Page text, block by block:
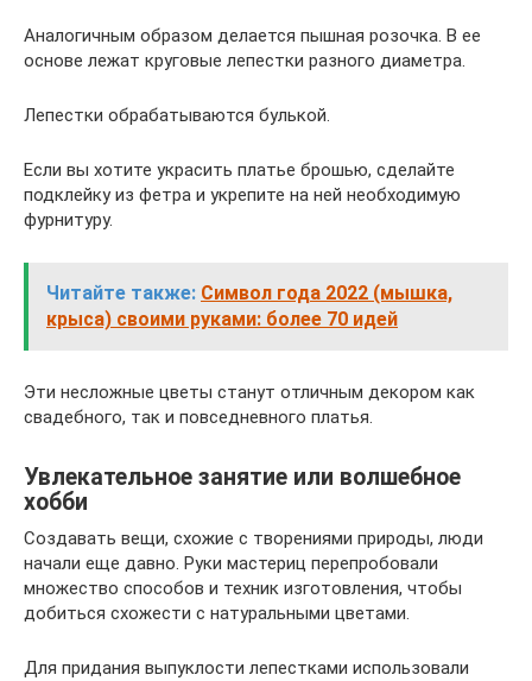
Аналогичным образом делается пышная розочка. В ее
основе лежат круговые лепестки разного диаметра.
Лепестки обрабатываются булькой.
Если вы хотите украсить платье брошью, сделайте
подклейку из фетра и укрепите на ней необходимую
фурнитуру.
Читайте также: Символ года 2022 (мышка,
крыса) своими руками: более 70 идей
Эти несложные цветы станут отличным декором как
свадебного, так и повседневного платья.
Увлекательное занятие или волшебное
хобби
Создавать вещи, схожие с творениями природы, люди
начали еще давно. Руки мастериц перепробовали
множество способов и техник изготовления, чтобы
добиться схожести с натуральными цветами.
Для придания выпуклости лепестками использовали